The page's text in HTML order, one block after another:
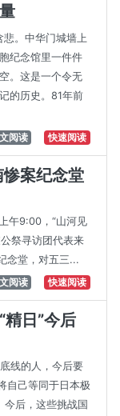
悲。中华门城墙上
纪念馆里一件件
。这是一个令无
的历史。81年前
阅读 快速阅读
案纪念堂
午9:00，“山河见
祭寻访团代表来
念堂，对五三...
阅读 快速阅读
日”今后
线的人，今后要
自己等同于日本极
今后，这些挑战国